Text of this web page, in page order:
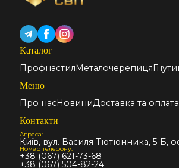
Каталог
ПрофнастилМеталочерепиця
Меню
Про насНовиниДоставка та оплата
Контакти
Адреса:
Київ, вул. Василя Тютюнника, 5-Б,
Номер телефону:
+38 (067) 621-73-68
+38 (067) 504-82-24